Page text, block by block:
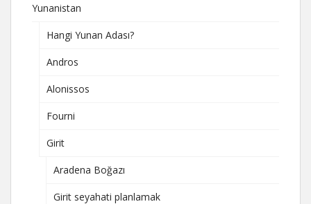
Yunanistan
Hangi Yunan Adası?
Andros
Alonissos
Fourni
Girit
Aradena Boğazı
Girit seyahati planlamak